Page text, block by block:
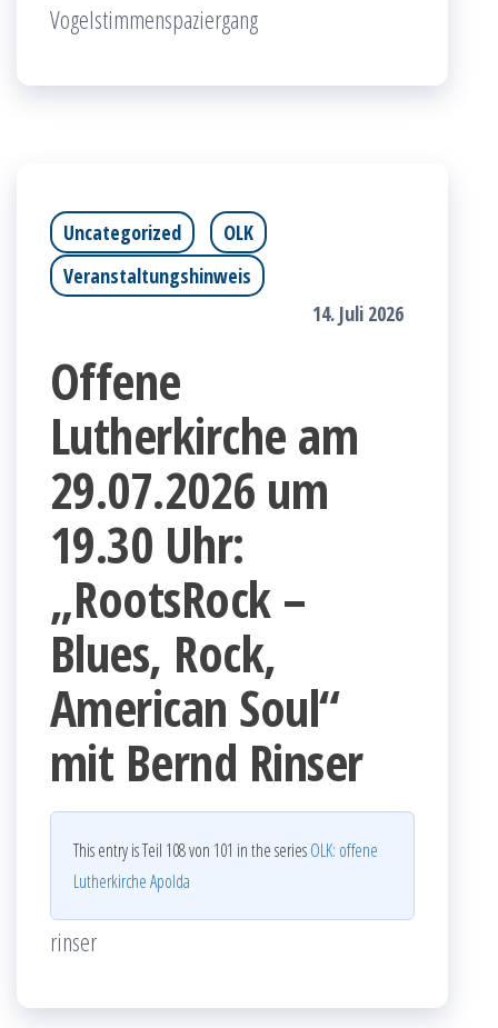
Vogelstimmenspaziergang
Uncategorized
OLK
Veranstaltungshinweis
14. Juli 2026
Offene
Lutherkirche am
29.07.2026 um
19.30 Uhr:
„RootsRock –
Blues, Rock,
American Soul“
mit Bernd Rinser
This entry is Teil 108 von 101 in the seriesOLK: offene
Lutherkirche Apolda
rinser